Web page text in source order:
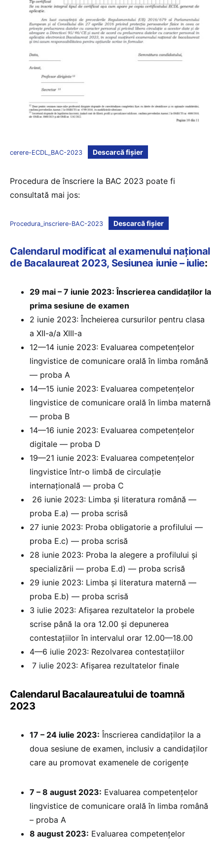
cerere-ECDL_BAC-2023 Descarcă fișier
Procedura de înscriere la BAC 2023 poate fi
consultată mai jos:
Procedura_inscriere-BAC-2023 Descarcă fișier
Calendarul modificat al examenului național
de Bacalaureat 2023, Sesiunea iunie – iulie:
29 mai – 7 iunie 2023: Înscrierea candidaților la
prima sesiune de examen
2 iunie 2023: Încheierea cursurilor pentru clasa
a XII-a/a XIII-a
12—14 iunie 2023: Evaluarea competențelor
lingvistice de comunicare orală în limba română
— proba A
14—15 iunie 2023: Evaluarea competențelor
lingvistice de comunicare orală în limba maternă
— proba B
14—16 iunie 2023: Evaluarea competențelor
digitale — proba D
19—21 iunie 2023: Evaluarea competențelor
lingvistice într-o limbă de circulație
internațională — proba C
26 iunie 2023: Limba și literatura română —
proba E.a) — proba scrisă
27 iunie 2023: Proba obligatorie a profilului —
proba E.c) — proba scrisă
28 iunie 2023: Proba la alegere a profilului și
specializării — proba E.d) — proba scrisă
29 iunie 2023: Limba și literatura maternă —
proba E.b) — proba scrisă
3 iulie 2023: Afișarea rezultatelor la probele
scrise până la ora 12.00 și depunerea
contestațiilor în intervalul orar 12.00—18.00
4—6 iulie 2023: Rezolvarea contestațiilor
7 iulie 2023: Afișarea rezultatelor finale
Calendarul Bacalaureatului de toamnă
2023
17 – 24 iulie 2023: Înscrierea candidaților la a
doua sesiune de examen, inclusiv a candidaților
care au promovat examenele de corigențe
7 – 8 august 2023: Evaluarea competențelor
lingvistice de comunicare orală în limba română
– proba A
8 august 2023: Evaluarea competențelor